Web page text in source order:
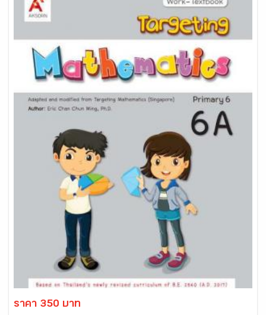
ราคา 350 บาท